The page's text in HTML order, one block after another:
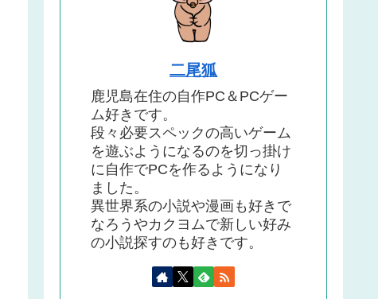
二尾狐
鹿児島在住の自作PC＆PCゲー
ム好きです。
段々必要スペックの高いゲーム
を遊ぶようになるのを切っ掛け
に自作でPCを作るようになり
ました。
異世界系の小説や漫画も好きで
なろうやカクヨムで新しい好み
の小説探すのも好きです。